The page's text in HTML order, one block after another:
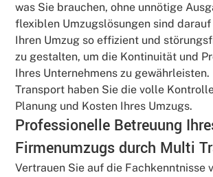
was Sie brauchen, ohne unnötige
flexiblen Umzugslösungen sind
Ihren Umzug so effizient und
zu gestalten, um die Kontinuität und
Ihres Unternehmens zu gewährleisten.
Transport haben Sie die volle
Planung und Kosten Ihres Umzugs.
Professionelle Betreuung
Firmenumzugs durch Multi
Vertrauen Sie auf die Fachkenntnisse